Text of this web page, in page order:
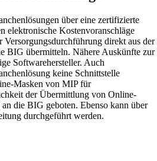
über eine zertifizierte
elektronische Kostenvoranschläge
direkt aus der
BIG übermitteln. Nähere Auskünfte zur
Softwarehersteller. Auch
keine Schnittstelle
Masken von MIP für
der Übermittlung von Online-
die BIG geboten. Ebenso kann über
durchgeführt werden.